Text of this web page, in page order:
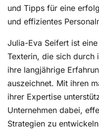
und Tipps für eine
und effizientes
Julia-Eva Seifert ist
Texterin, die sich durch
ihre langjährige
auszeichnet. Mit ihren
ihrer Expertise
Unternehmen dabei,
Strategien zu